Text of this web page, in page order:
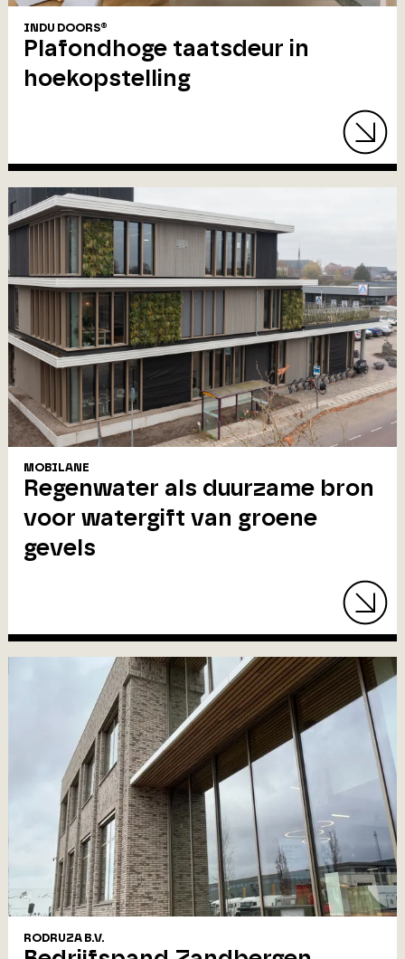
INDU DOORS®
Plafondhoge taatsdeur in
hoekopstelling
MOBILANE
Regenwater als duurzame bron
voor watergift van groene
gevels
RODRUZA B.V.